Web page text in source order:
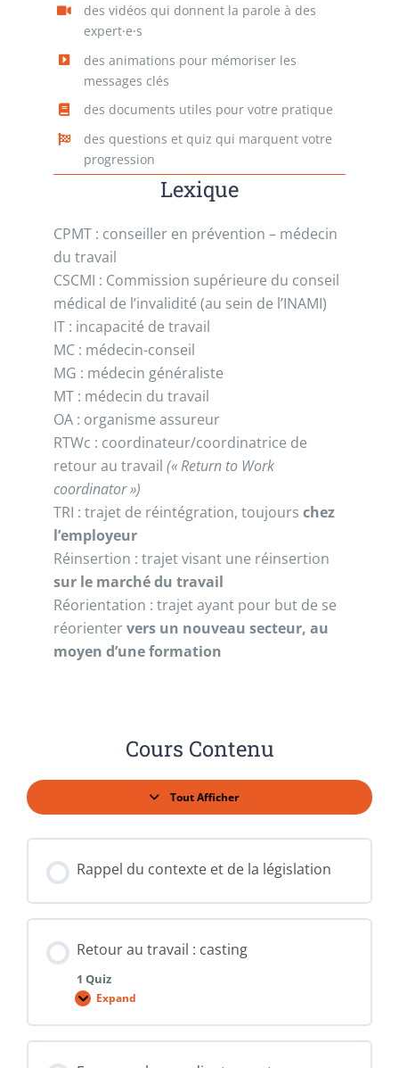
des vidéos qui donnent la parole à des
expert⸱e⸱s
des animations pour mémoriser les
messages clés
des documents utiles pour votre pratique
des questions et quiz qui marquent votre
progression
Lexique
CPMT : conseiller en prévention – médecin
du travail
CSCMI : Commission supérieure du conseil
médical de l’invalidité (au sein de l’INAMI)
IT : incapacité de travail
MC : médecin-conseil
MG : médecin généraliste
MT : médecin du travail
OA : organisme assureur
RTWc : coordinateur/coordinatrice de
retour au travail (« Return to Work
coordinator »)
TRI : trajet de réintégration, toujours chez
l’employeur
Réinsertion : trajet visant une réinsertion
sur le marché du travail
Réorientation : trajet ayant pour but de se
réorientervers un nouveau secteur, au
moyen d’une formation
Cours Contenu
Tout Afficher
Leçons
Rappel du contexte et de la législation
Retour au travail : casting
1 Quiz
Expand
Retour
travail
: